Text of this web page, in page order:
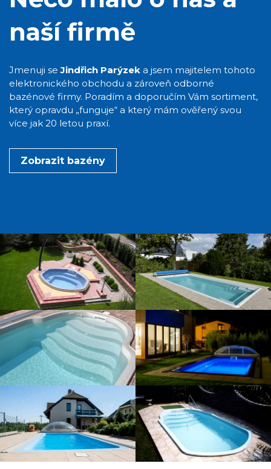
naší firmě
Jmenuji seJindřich Parýzek a jsem majitelem tohoto
elektronického obchodu a zároveň odborné
bazénové firmy. Poradím a doporučím Vám sortiment,
který opravdu „funguje“ a který mám ověřený svou
více jak 20 letou praxí.
Zobrazit bazény